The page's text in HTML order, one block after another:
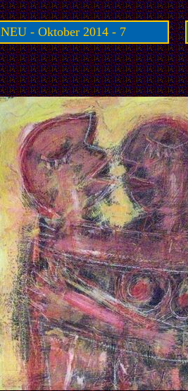
NEU - Oktober 2014 - 7